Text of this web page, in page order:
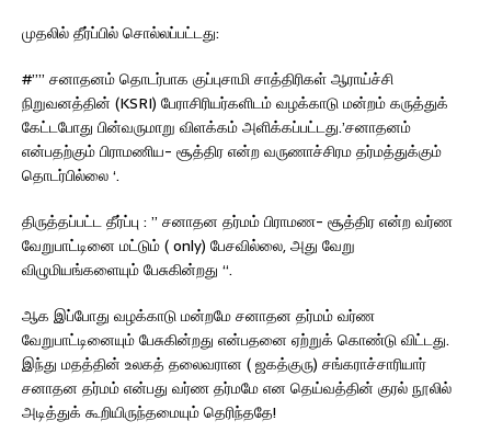
முதலில் தீர்ப்பில் சொல்லப்பட்டது:
#”” சனாதனம் தொடர்பாக குப்புசாமி சாத்திரிகள் ஆராய்ச்சி
நிறுவனத்தின் (KSRI) பேராசிரியர்களிடம் வழக்காடு மன்றம் கருத்துக்
கேட்டபோது பின்வருமாறு விளக்கம் அளிக்கப்பட்டது.’சனாதனம்
என்பதற்கும் பிராமணிய- சூத்திர என்ற வருணாச்சிரம தர்மத்துக்கும்
தொடர்பில்லை ‘.
திருத்தப்பட்ட தீர்ப்பு : ” சனாதன தர்மம் பிராமண- சூத்திர என்ற வர்ண
வேறுபாட்டினை மட்டும் ( only) பேசவில்லை, அது வேறு
விழுமியங்களையும் பேசுகின்றது “.
ஆக இப்போது வழக்காடு மன்றமே சனாதன தர்மம் வர்ண
வேறுபாட்டினையும் பேசுகின்றது என்பதனை ஏற்றுக் கொண்டு விட்டது.
இந்து மதத்தின் உலகத் தலைவரான ( ஜகத்குரு) சங்கராச்சாரியார்
சனாதன தர்மம் என்பது வர்ண தர்மமே என தெய்வத்தின் குரல் நூலில்
அடித்துக் கூறியிருந்தமையும் தெரிந்ததே!